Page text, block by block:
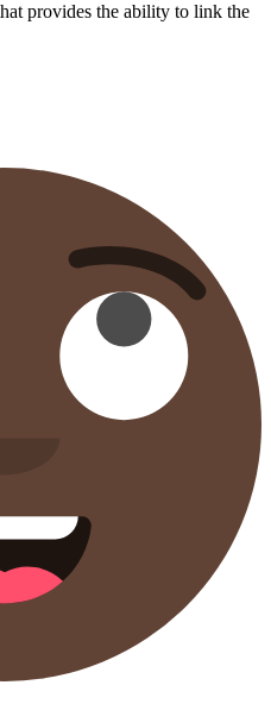
provides the ability to link the